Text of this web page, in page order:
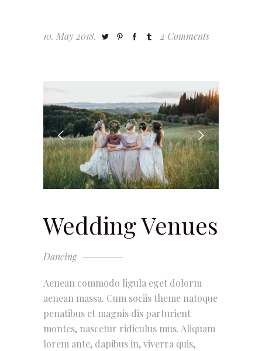
10. May 2018. 2 Comments
Wedding Venues
Dancing
Aenean commodo ligula eget dolorm
aenean massa. Cum sociis theme natoque
penatibus et magnis dis parturient
montes, nascetur ridiculus mus. Aliquam
lorem ante, dapibus in, viverra quis,